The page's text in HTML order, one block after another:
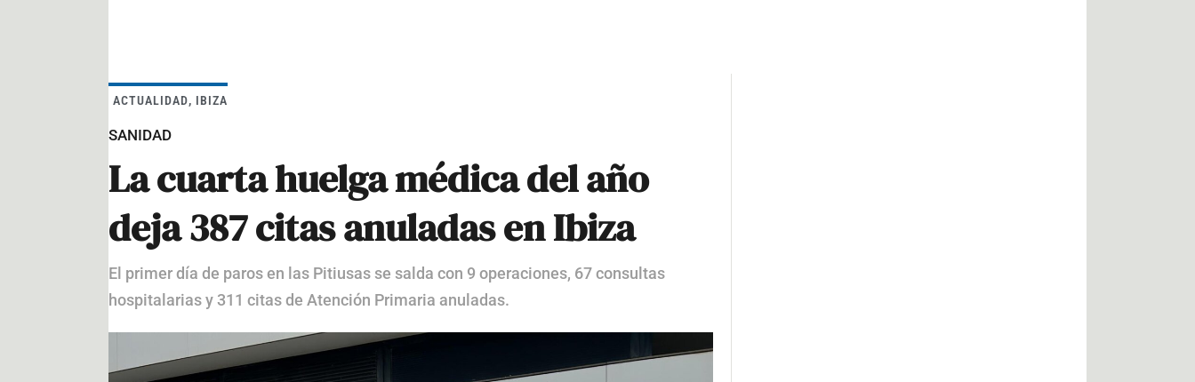
ACTUALIDAD, IBIZA
SANIDAD
La cuarta huelga médica del año
deja 387 citas anuladas en Ibiza
El primer día de paros en las Pitiusas se salda con 9 operaciones, 67 consultas
hospitalarias y 311 citas de Atención Primaria anuladas.